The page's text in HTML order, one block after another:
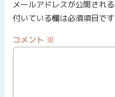
メールアドレスが公開され
付いている欄は必須項目です
コメント ※